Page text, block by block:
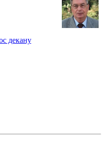
декану